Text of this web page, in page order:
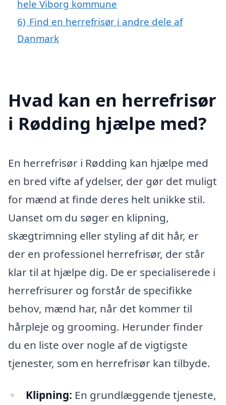
hele Viborg kommune
6) Find en herrefrisør i andre dele af
Danmark
Hvad kan en herrefrisør
i Rødding hjælpe med?
En herrefrisør i Rødding kan hjælpe med
en bred vifte af ydelser, der gør det muligt
for mænd at finde deres helt unikke stil.
Uanset om du søger en klipning,
skægtrimning eller styling af dit hår, er
der en professionel herrefrisør, der står
klar til at hjælpe dig. De er specialiserede i
herrefrisurer og forstår de specifikke
behov, mænd har, når det kommer til
hårpleje og grooming. Herunder finder
du en liste over nogle af de vigtigste
tjenester, som en herrefrisør kan tilbyde.
Klipning: En grundlæggende tjeneste,